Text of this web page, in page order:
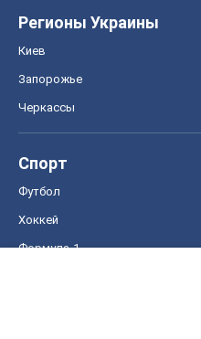
Регионы Украины
Киев
Запорожье
Черкассы
Спорт
Футбол
Хоккей
Формула-1